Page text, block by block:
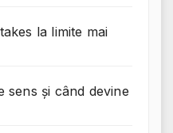
la limite mai
și când devine